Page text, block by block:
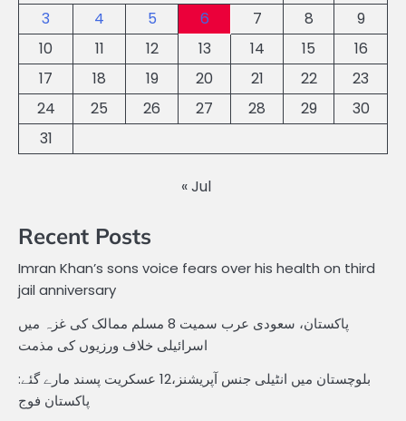
3
4 5 6 7 8
9
10
11 12 13 14 15
16
17
18 19 20 21 22
23
24
25 26 27 28 29
30
31
« Jul
Recent Posts
Imran Khan’s sons voice fears over his health on third
jail anniversary
پاکستان، سعودی عرب سمیت 8 مسلم ممالک کی غزہ میں
اسرائیلی خلاف ورزیوں کی مذمت
بلوچستان میں انٹیلی جنس آپریشنز،12 عسکریت پسند مارے گئے:
پاکستان فوج